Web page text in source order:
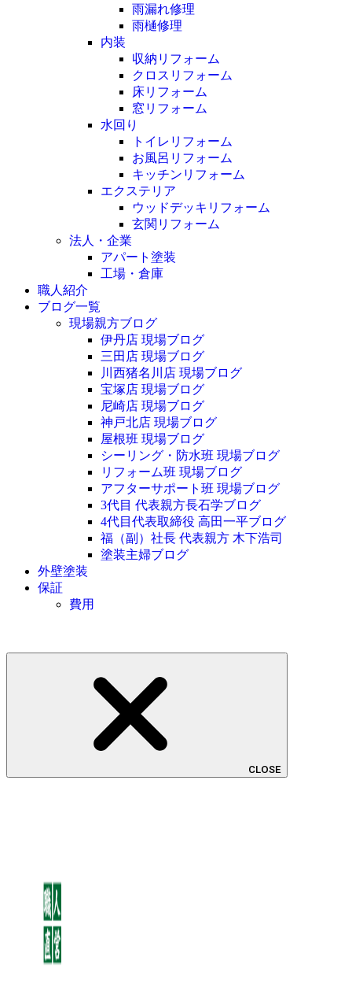
雨漏れ修理
雨樋修理
内装
収納リフォーム
クロスリフォーム
床リフォーム
窓リフォーム
水回り
トイレリフォーム
お風呂リフォーム
キッチンリフォーム
エクステリア
ウッドデッキリフォーム
玄関リフォーム
法人・企業
アパート塗装
工場・倉庫
職人紹介
ブログ一覧
現場親方ブログ
伊丹店 現場ブログ
三田店 現場ブログ
川西猪名川店 現場ブログ
宝塚店 現場ブログ
尼崎店 現場ブログ
神戸北店 現場ブログ
屋根班 現場ブログ
シーリング・防水班 現場ブログ
リフォーム班 現場ブログ
アフターサポート班 現場ブログ
3代目 代表親方長石学ブログ
4代目代表取締役 高田一平ブログ
福（副）社長 代表親方 木下浩司
塗装主婦ブログ
外壁塗装
保証
費用
CLOSE